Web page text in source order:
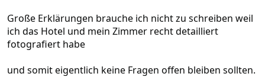
Große Erklärungen brauche ich nicht zu schreiben weil
ich das Hotel und mein Zimmer recht detailliert
fotografiert habe
und somit eigentlich keine Fragen offen bleiben sollten.